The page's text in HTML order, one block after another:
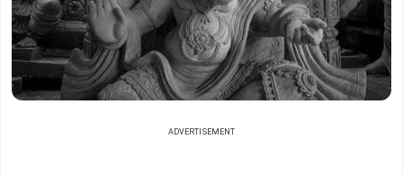
ADVERTISEMENT